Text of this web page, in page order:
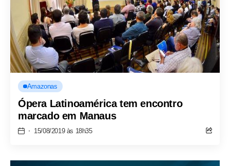
Amazonas
Ópera Latinoamérica tem encontro
marcado em Manaus
15/08/2019 às 18h35